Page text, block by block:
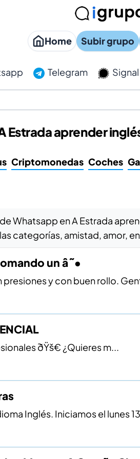
Home Subir grupo
Telegram Signal
Estrada aprender
Criptomonedas Coches
Whatsapp en A Estrada
categorías, amistad, amor,
un â˜•
y con buen rollo.
ðŸš€ ¿Quieres m...
Inglés. Iniciamos el lunes